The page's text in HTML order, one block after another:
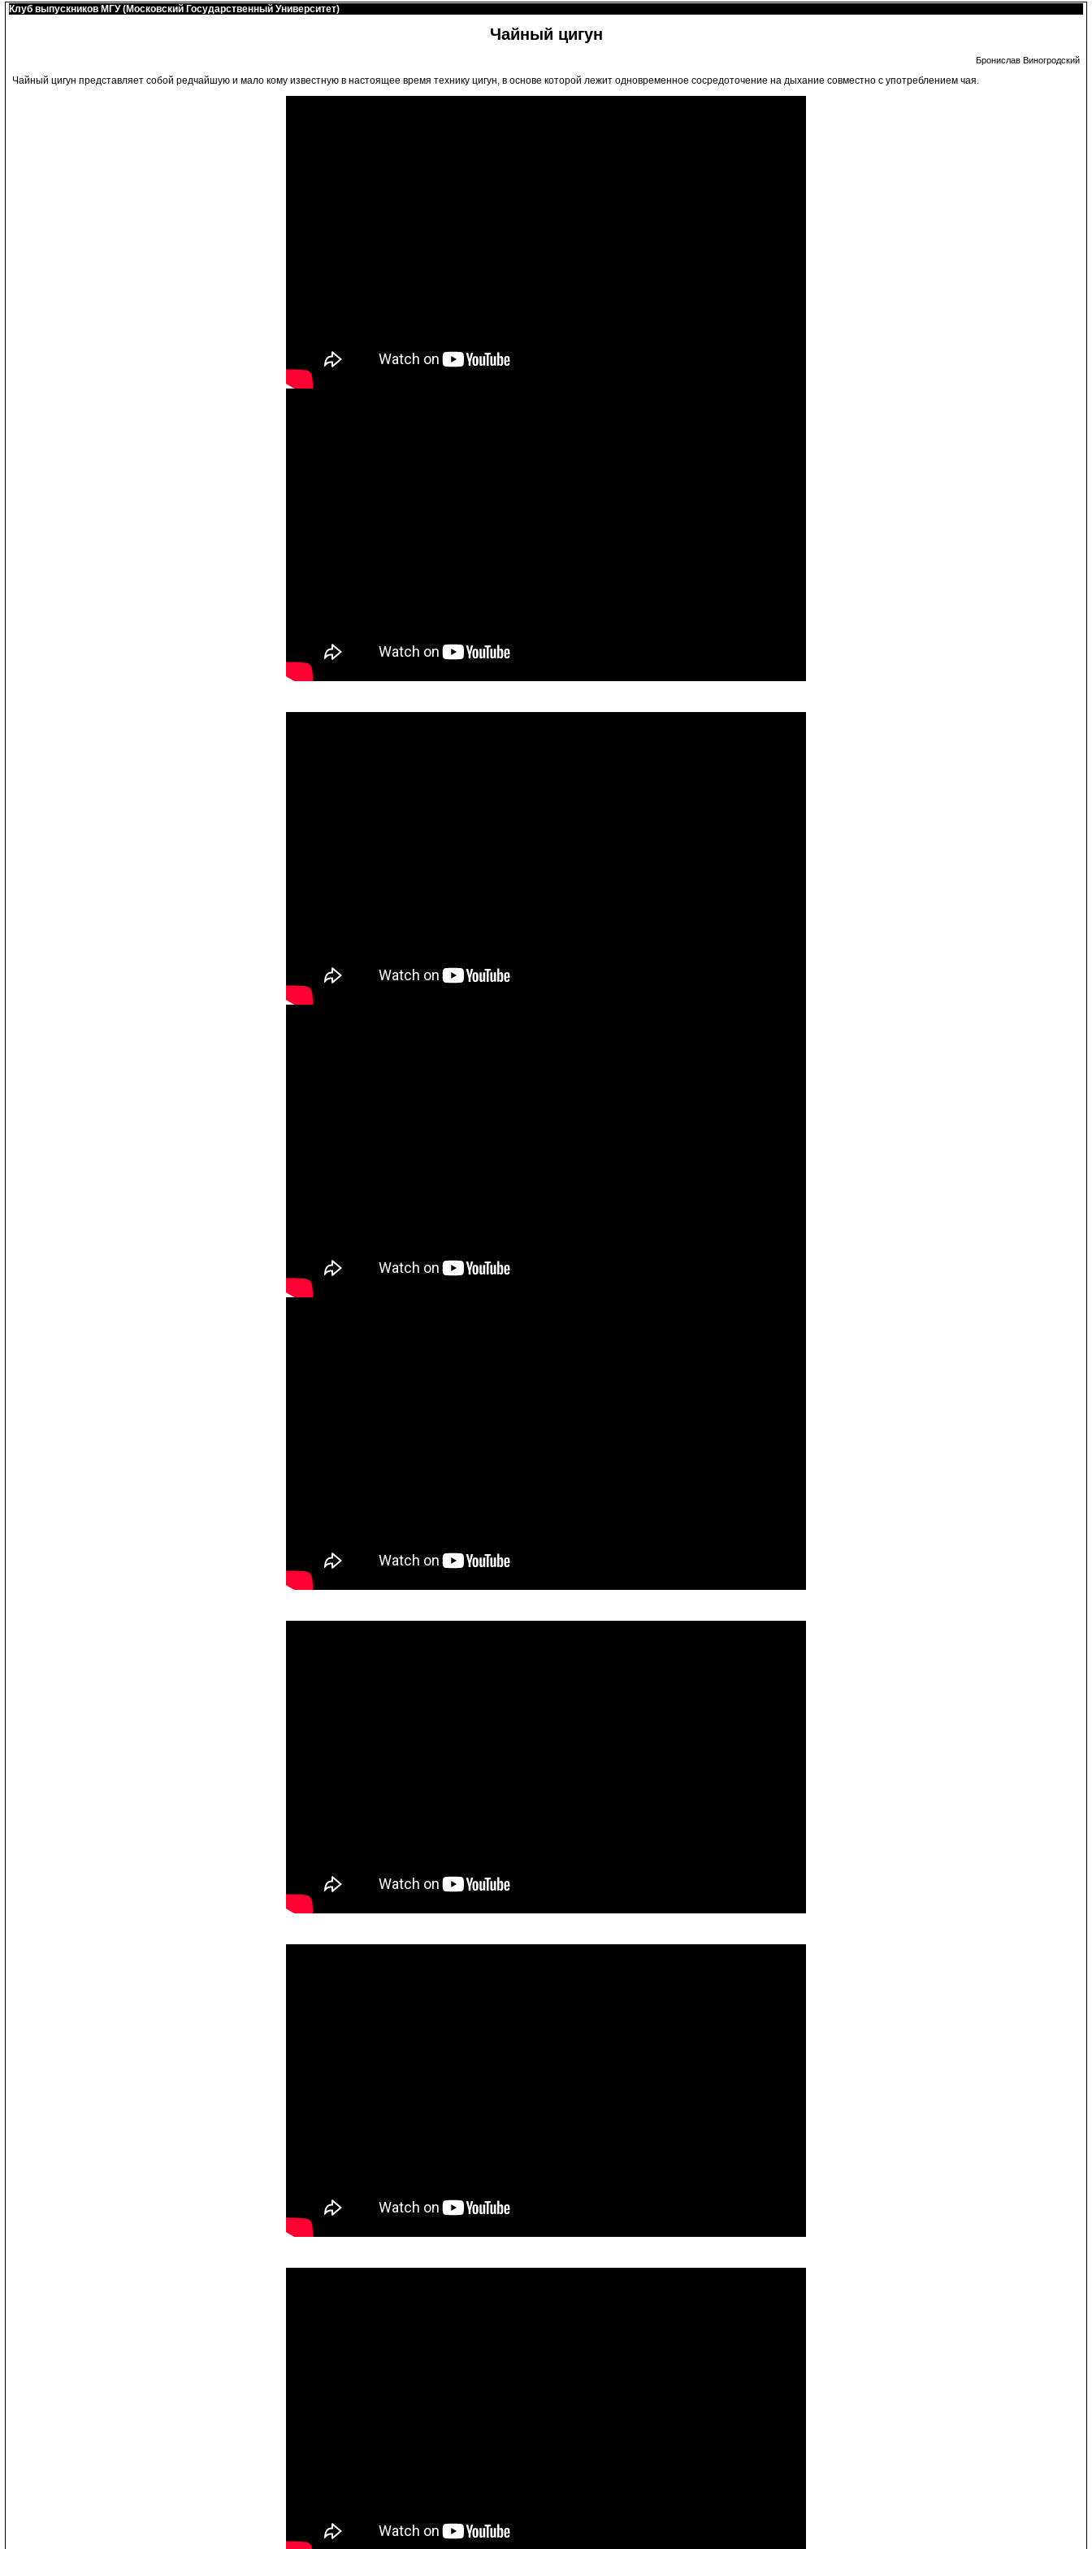
Клуб выпускников МГУ (Московский Государственный Университет)
Чайный цигун
Бронислав Виногродский
Чайный цигун представляет собой редчайшую и мало кому известную в настоящее время технику цигун, в основе которой лежит одновременное сосредоточение на дыхание совместно с употреблением чая.